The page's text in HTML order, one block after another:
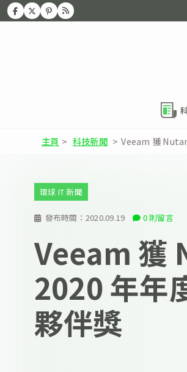
主頁 > 科技新聞 > Veeam 獲
發布時間： 2020.09.19 0 則留言
環球 IT 新聞
Veeam 獲
2020 年年
夥伴獎